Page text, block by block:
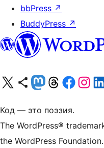
bbPress ↗
BuddyPress ↗
Посетите нас в X (ранее Twitter)
Посетите нашу учётную запись в Bluesky
Посетите нашу ленту в Mastodon
Посетите нашу учётную запись в Threads
Посетите нашу страницу
Посетите
Код — это поэзия.
The WordPress®
the WordPress Foundation.